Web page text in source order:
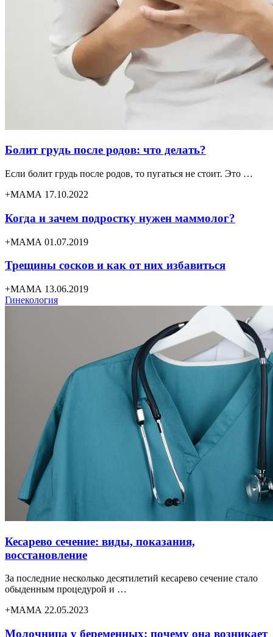
Болит грудь после родов: что делать?
Если болит грудь после родов, то пугаться не стоит. Это …
+МАМА 17.10.2022
Когда и зачем подростку нужен маммолог?
+МАМА 01.07.2019
Трещины сосков и как от них избавиться
+МАМА 13.06.2019
Гинекология
Кесарево сечение: виды, показания,
восстановление
За последние несколько десятилетий кесарево сечение стало
обыденным процедурой и …
+МАМА 22.05.2023
Молочница у беременных: почему она возникает